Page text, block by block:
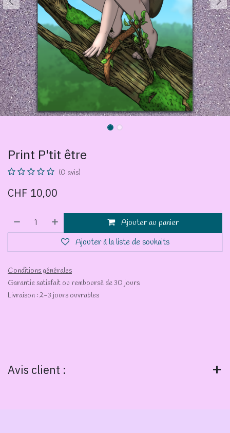
Print P'tit être
(0 avis)
CHF 10,00
Ajouter au panier
Ajouter à la liste de souhaits
Conditions générales
Garantie satisfait ou remboursé de 30 jours
Livraison : 2-3 jours ouvrables
Avis client :